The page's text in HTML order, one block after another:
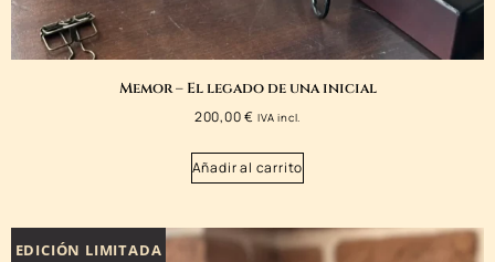
Memor – El legado de una inicial
200,00€ IVA incl.
Añadir al carrito
EDICIÓN LIMITADA